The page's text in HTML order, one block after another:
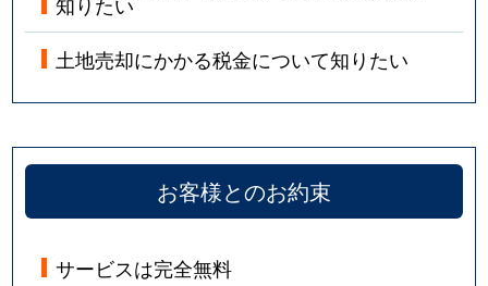
土地売却にかかる税金について知りたい
お客様とのお約束
サービスは完全無料